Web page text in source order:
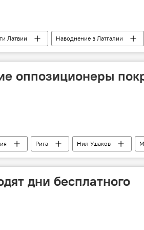
Латвии Наводнение в Латгалии
Раймондс Вейонис
оппозиционеры
Рига Нил Ушаков
Герхардс Юрис Пуце
с коррупцией (БПБК, KNAB)
дни бесплатного